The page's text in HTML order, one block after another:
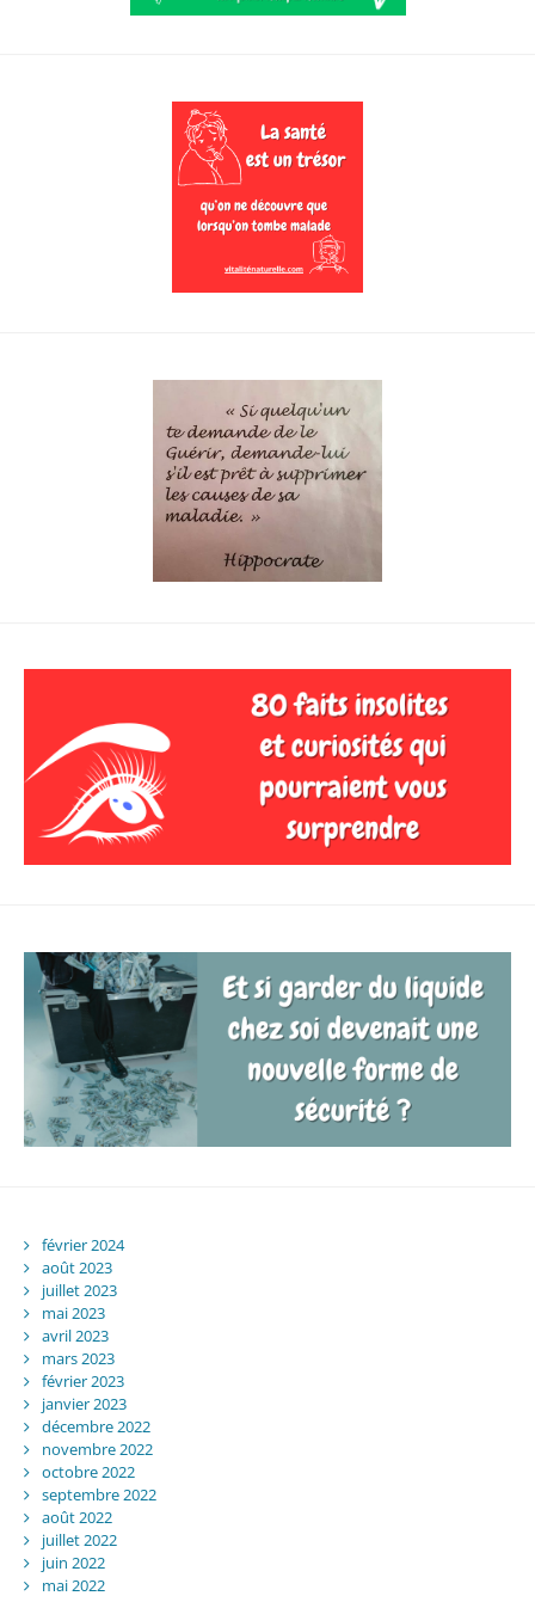
février 2024
août 2023
juillet 2023
mai 2023
avril 2023
mars 2023
février 2023
janvier 2023
décembre 2022
novembre 2022
octobre 2022
septembre 2022
août 2022
juillet 2022
juin 2022
mai 2022